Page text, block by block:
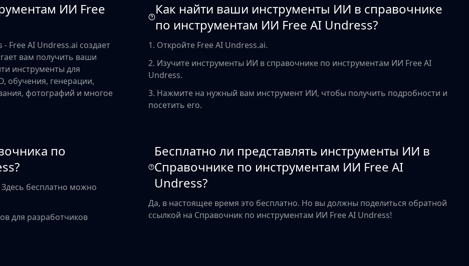
ИИ Free
Free AI Undress.ai создает
вам получить ваши
инструменты для
обучения, генерации,
фотографий и многое
Как найти ваши инструменты ИИ в справочнике
по инструментам ИИ Free AI Undress?
1. Откройте Free AI Undress.ai.
2. Изучите инструменты ИИ в справочнике по инструментам ИИ Free AI
Undress.
3. Нажмите на нужный вам инструмент ИИ, чтобы получить подробности и
посетить его.
по
бесплатно можно
для разработчиков
Бесплатно ли представлять инструменты ИИ в
Справочнике по инструментам ИИ Free AI
Undress?
Да, в настоящее время это бесплатно. Но вы должны поделиться обратной
ссылкой на Справочник по инструментам ИИ Free AI Undress!